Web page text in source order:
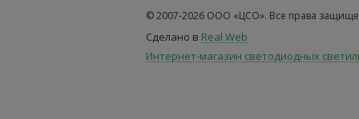
© 2007-2026 ООО «ЦСО». Все права
Сделано в Real Web
Интернет-магазин светодиодных